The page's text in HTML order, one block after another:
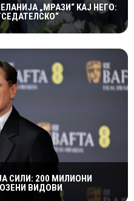
„МРАЗИ“ КАЈ НЕГО:
СИЛИ: 200 МИЛИОНИ
ВИДОВИ